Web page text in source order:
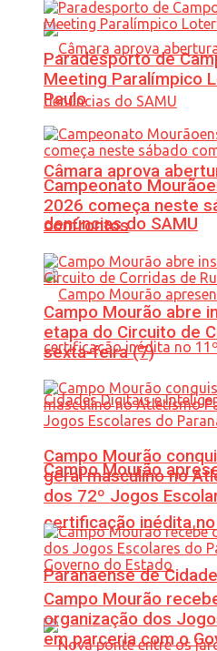
Câmara aprova
denúncias do SAMU
Campo Mourão
certificação inédita
Paranaense de
Paradesporto de
Meeting Paralímpico
Paulo
Campeonato
2026 começa neste
confrontos
Campo Mourão abre
etapa do Circuito de
sexta-feira (7)
Campo Mourão
geral masculino no
dos 72º Jogos
Campo Mourão
organização dos
em parceria com o